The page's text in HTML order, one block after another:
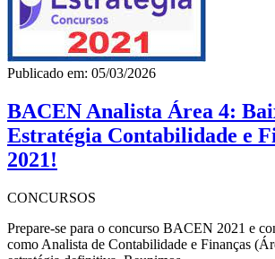
Publicado em: 05/03/2026
BACEN Analista Área 4:
Estratégia Contabilidade e
2021!
CONCURSOS
Prepare-se para o concurso BACEN 2021 e
como Analista de Contabilidade e Finanças